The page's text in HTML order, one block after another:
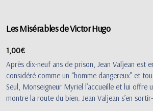
Les Misérables de Victor Hugo
1,00€
Après dix-neuf ans de prison, Jean Valjean est
considéré comme un “homme dangereux” et
Seul, Monseigneur Myriel l’accueille et lui offre
montre la route du bien. Jean Valjean s’en